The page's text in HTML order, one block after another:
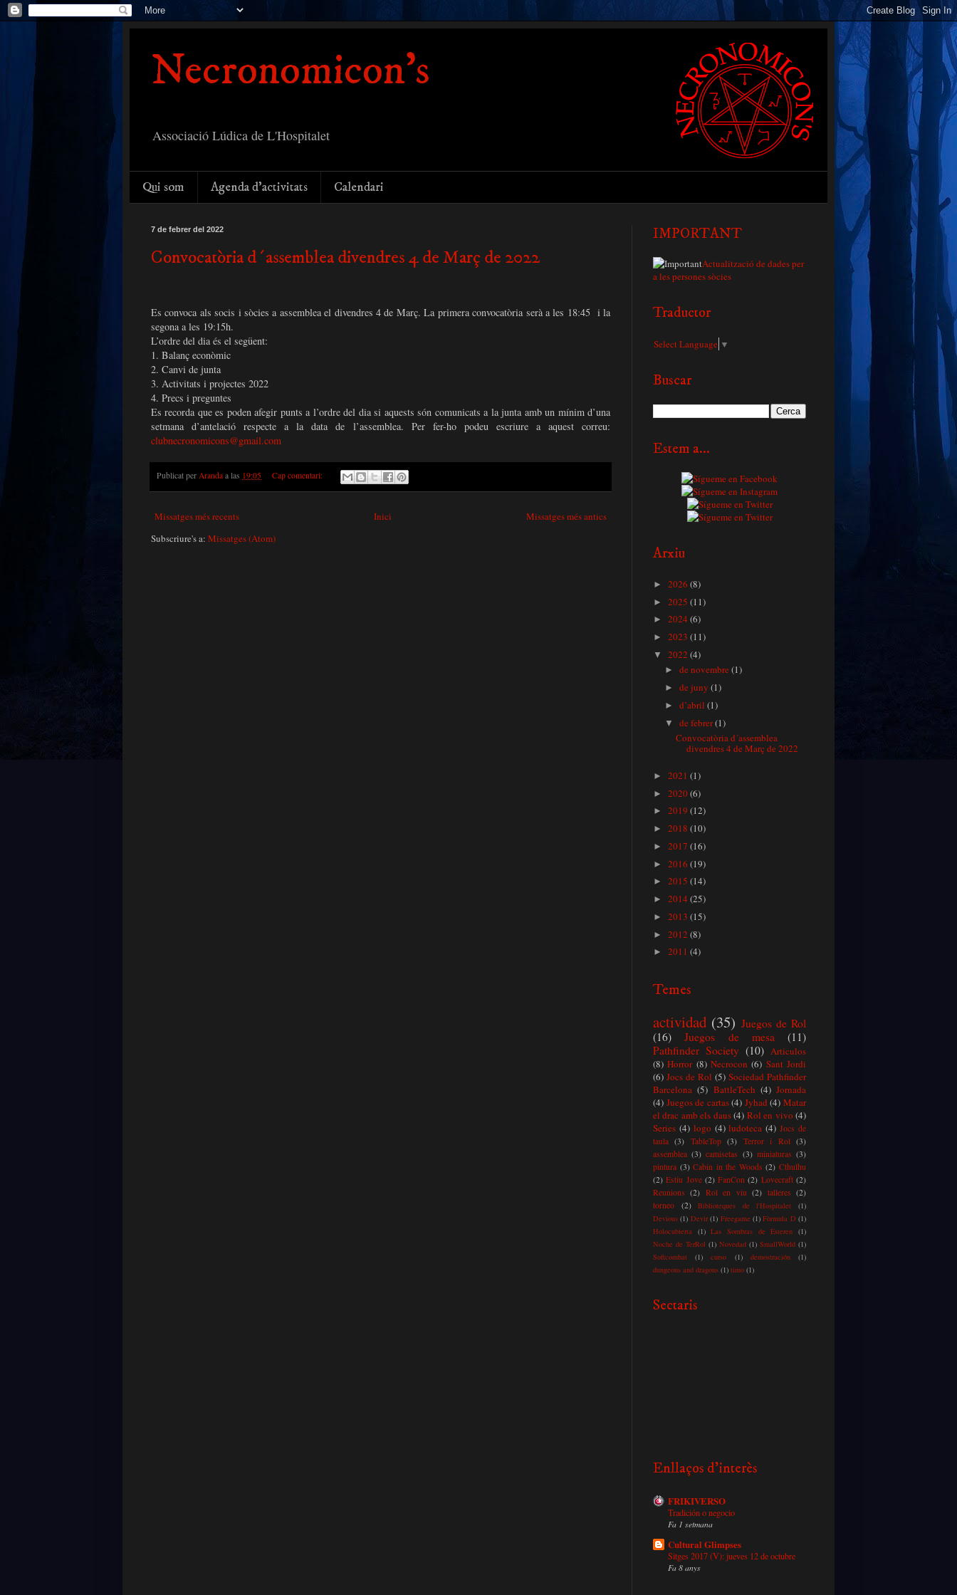
Necronomicon's
Associació Lúdica de L'Hospitalet
Qui som Agenda d'activitats Calendari
7 de febrer del 2022
Convocatòria d´assemblea divendres 4 de Març de 2022
Es convoca als socis i sòcies a assemblea el divendres 4 de Març. La primera convocatòria serà a les 18:45 i la
segona a les 19:15h.
L’ordre del dia és el següent:
1. Balanç econòmic
2. Canvi de junta
3. Activitats i projectes 2022
4. Precs i preguntes
Es recorda que es poden afegir punts a l’ordre del dia si aquests són comunicats a la junta amb un mínim d’una
setmana d’antelació respecte a la data de l’assemblea. Per fer-ho podeu escriure a aquest correu:
clubnecronomicons@gmail.com
Publicat per Aranda a las 19:05 Cap comentari:
Missatges més recents Missatges més antics
Inici
Subscriure's a: Missatges (Atom)
IMPORTANT
Actualització de dades per
a les persones sòcies
Traductor
Select Language ▼
Buscar
Estem a...
Arxiu
► 2026 (8)
► 2025 (11)
► 2024 (6)
► 2023 (11)
▼ 2022 (4)
► de novembre (1)
► de juny (1)
► d’abril (1)
▼ de febrer(1)
Convocatòria d´assemblea
divendres 4 de Març de 2022
► 2021 (1)
► 2020(6)
► 2019 (12)
► 2018 (10)
► 2017 (16)
► 2016 (19)
► 2015 (14)
► 2014 (25)
► 2013 (15)
► 2012 (8)
► 2011 (4)
Temes
actividad (35) Juegos de Rol
(16)
Juegos de mesa
(11)
Pathfinder Society (10) Articulos
(8) Horror (8) Necrocon (6) Sant Jordi
(6) Jocs de Rol (5) Sociedad Pathfinder
Barcelona (5) BattleTech (4) Jornada
(4) Juegos de cartas(4) Jyhad (4) Matar
el drac amb els daus(4) Rol en vivo (4)
Series (4) logo (4) ludoteca (4) Jocs de
taula (3) TableTop (3) Terror i Rol
(3)
assemblea (3) camisetas (3) miniaturas (3)
pintura (3) Cabin in the Woods (2) Cthulhu
(2) Estiu Jove (2) FanCon (2) Lovecraft (2)
Reunions (2) Rol en viu (2) talleres (2)
torneo
(2) Biblioteques de l'Hospitalet
(1)
Devious (1) Devir (1) Freegame (1) Fòrmula D (1)
Holocubierta
(1) Las Sombras de Esteren (1)
Noche de TerRol (1) Novedad (1) SmallWorld (1)
Softcombat
(1) curso (1) demostración
(1)
dungeons and dragons (1) timo (1)
Sectaris
Enllaços d'interès
FRIKIVERSO
Tradición o negocio
Fa 1 setmana
Cultural Glimpses
Sitges 2017 (V): jueves 12 de octubre
Fa 8 anys